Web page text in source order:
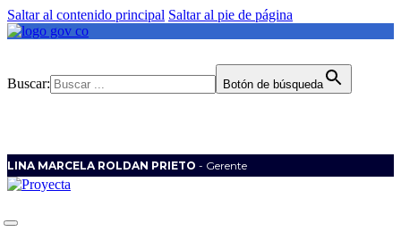
Saltar al contenido principal Saltar al pie de página
Buscar: Botón de búsqueda
LINA MARCELA ROLDAN PRIETO - Gerente